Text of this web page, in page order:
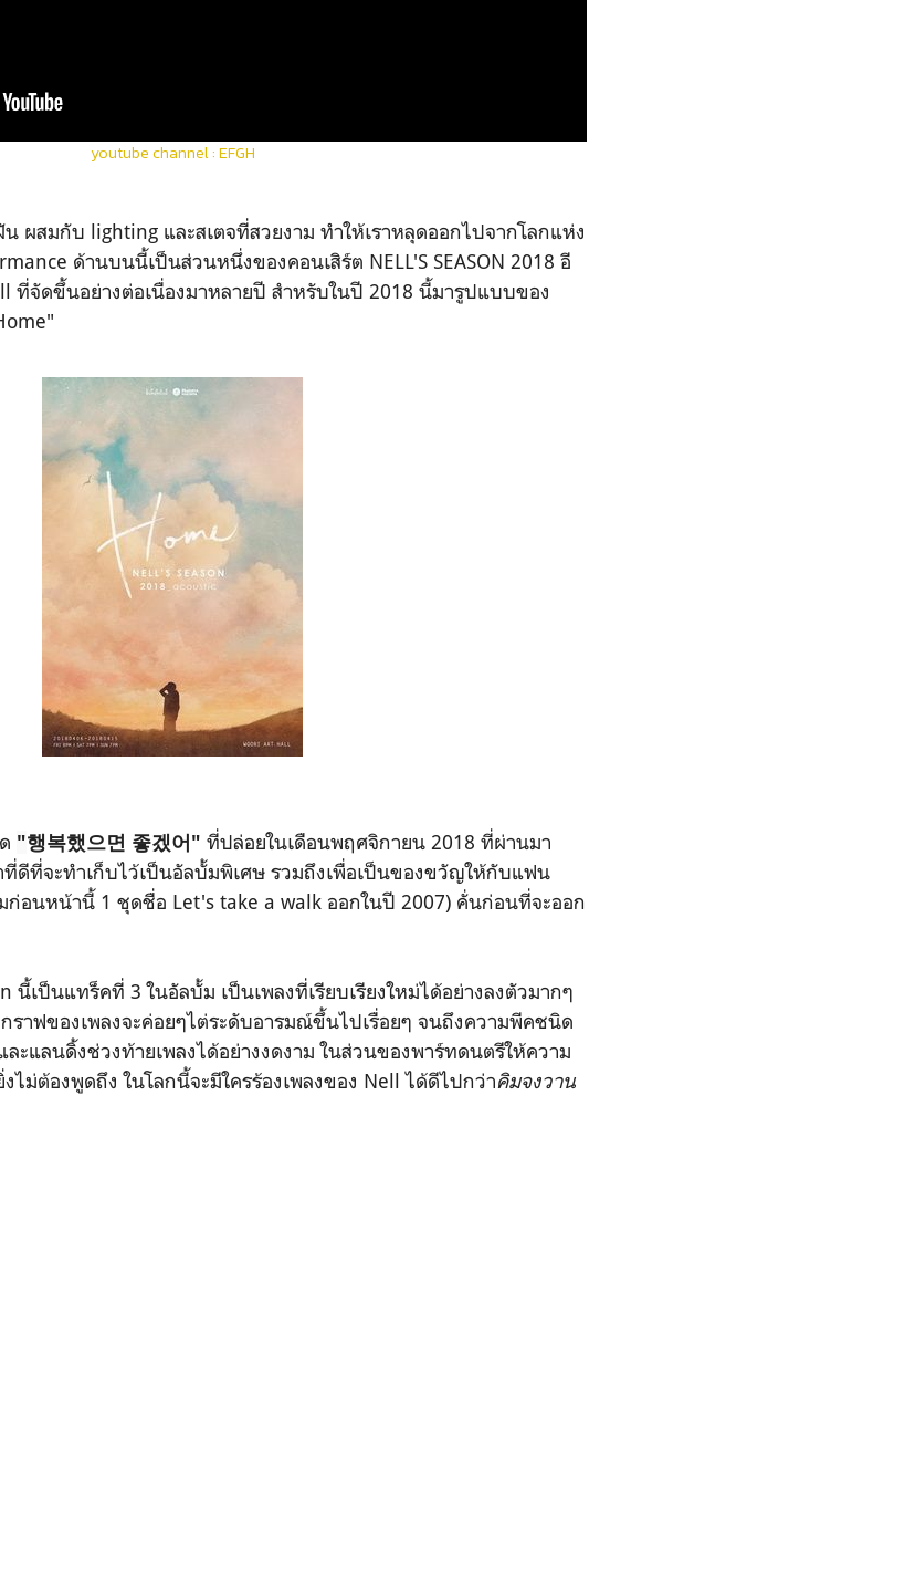
youtube channel : EFGH
ผสมกับ lighting และสเตจที่สวยงาม ทำให้เราหลุดออกไปจากโลกแห่ง
ด้านบนนี้เป็นส่วนหนึ่งของคอนเสิร์ต NELL'S SEASON 2018 อี
ที่จัดขึ้นอย่างต่อเนื่องมาหลายปี สำหรับในปี 2018 นี้มารูปแบบของ
"행복했으면 좋겠어" ที่ปล่อยในเดือนพฤศจิกายน 2018 ที่ผ่านมา
ที่ดีที่จะทำเก็บไว้เป็นอัลบั้มพิเศษ รวมถึงเพื่อเป็นของขวัญให้กับแฟน
ก่อนหน้านี้ 1 ชุดชื่อ Let's take a walk ออกในปี 2007) คั่นก่อนที่จะออก
นี้เป็นแทร็คที่ 3 ในอัลบั้ม เป็นเพลงที่เรียบเรียงใหม่ได้อย่างลงตัวมากๆ
ราฟของเพลงจะค่อยๆไต่ระดับอารมณ์ขึ้นไปเรื่อยๆ จนถึงความพีคชนิด
ะแลนดิ้งช่วงท้ายเพลงได้อย่างงดงาม ในส่วนของพาร์ทดนตรีให้ความ
ไม่ต้องพูดถึง ในโลกนี้จะมีใครร้องเพลงของ Nell ได้ดีไปกว่าคิมจงวาน